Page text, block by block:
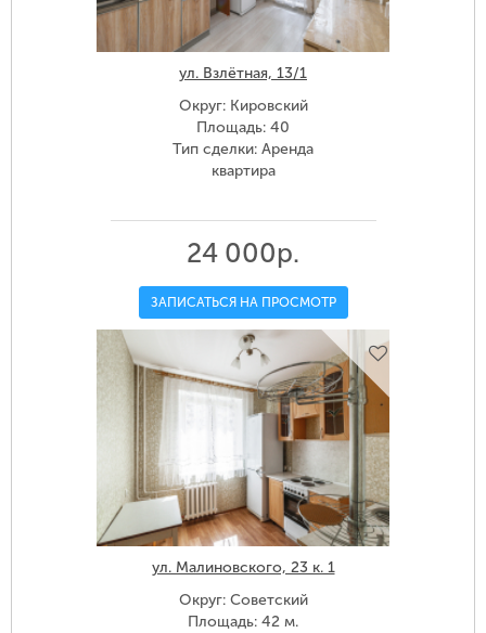
ул. Взлётная, 13/1
Округ: Кировский
Площадь: 40
Тип сделки: Аренда
квартира
24 000р.
ЗАПИСАТЬСЯ НА ПРОСМОТР
ул. Малиновского, 23 к. 1
Округ: Советский
Площадь: 42 м.